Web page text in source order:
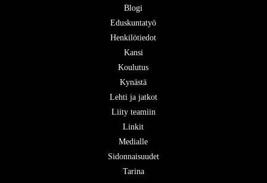
Blogi
Eduskuntatyö
Henkilötiedot
Kansi
Koulutus
Kynästä
Lehti ja jatkot
Liity teamiin
Linkit
Medialle
Sidonnaisuudet
Tarina